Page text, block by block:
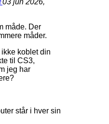
måde. Der
måder.
koblet din
til CS3,
jeg har
står i hver sin